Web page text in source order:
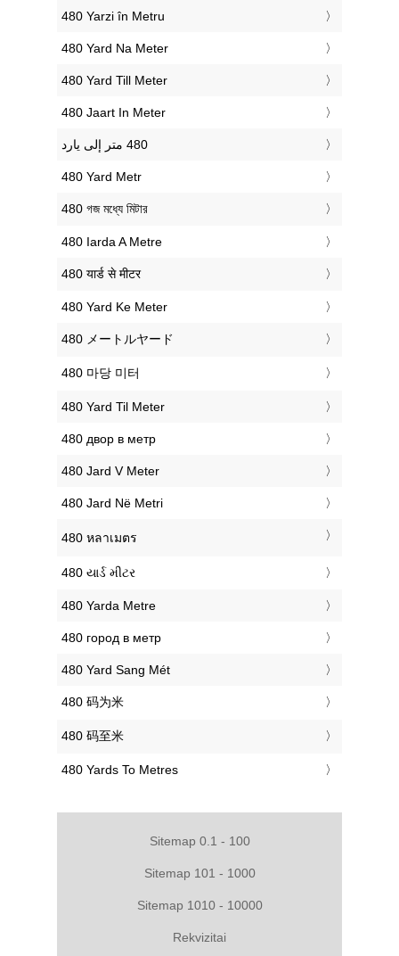
‎480 Yarzi în Metru
‎480 Yard Na Meter
‎480 Yard Till Meter
‎480 Jaart In Meter
‎480 Yard Metr
‎480 গজ মধ্যে মিটার
‎480 Iarda A Metre
‎480 यार्ड से मीटर
‎480 Yard Ke Meter
‎480 メートルヤード
‎480 마당 미터
‎480 Yard Til Meter
‎480 двор в метр
‎480 Jard V Meter
‎480 Jard Në Metri
‎480 หลาเมตร
‎480 યાર્ડ મીટર
‎480 Yarda Metre
‎480 город в метр
‎480 Yard Sang Mét
‎480 码为米
‎480 码至米
‎480 Yards To Metres
Sitemap 0.1 - 100
Sitemap 101 - 1000
Sitemap 1010 - 10000
Rekvizitai